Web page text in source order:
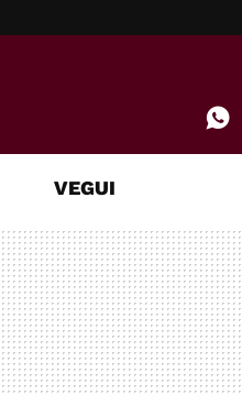
VEGUI